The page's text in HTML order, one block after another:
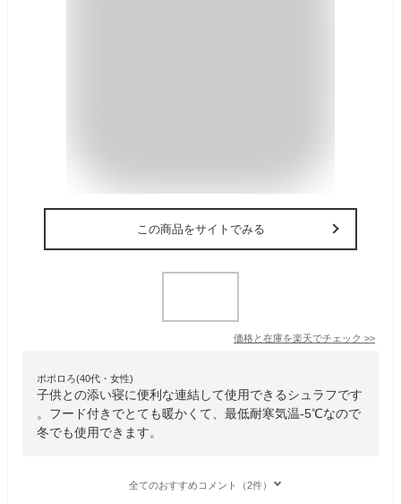
この商品をサイトでみる
価格と在庫を楽天でチェック >>
ポポロろ(40代・女性)
子供との添い寝に便利な連結して使用できるシュラフです
。フード付きでとても暖かくて、最低耐寒気温-5℃なので
冬でも使用できます。
全てのおすすめコメント（2件）